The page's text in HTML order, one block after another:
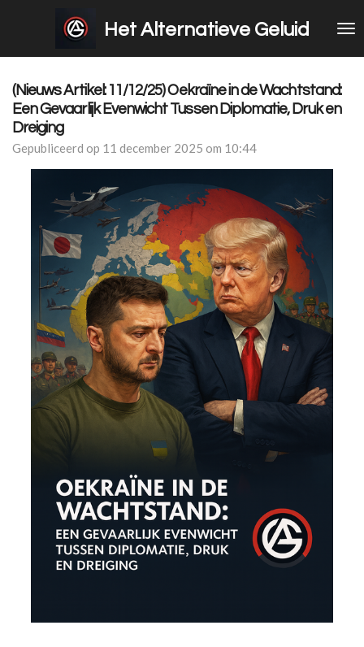
hoofdinhoud
Het Alternatieve Geluid
(Nieuws Artikel: 11/12/25) Oekraïne in de Wachtstand:
Een Gevaarlijk Evenwicht Tussen Diplomatie, Druk en
Dreiging
Gepubliceerd op 11 december 2025 om 10:44